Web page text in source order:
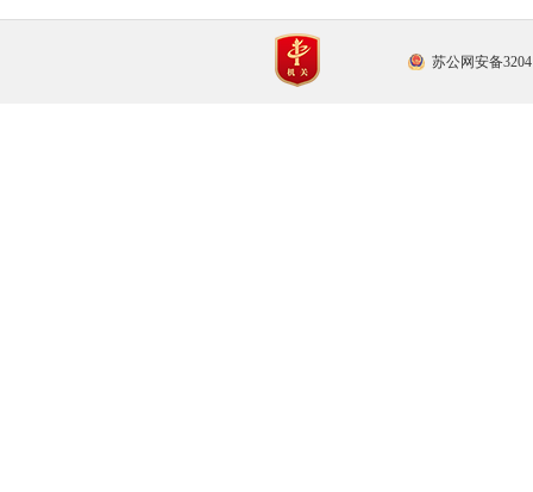
苏公网安备